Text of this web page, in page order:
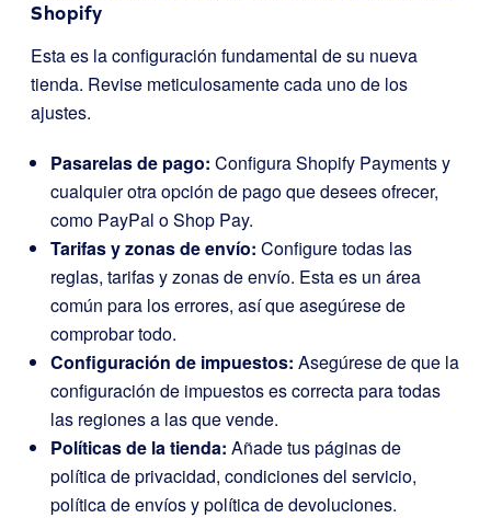
Shopify
Esta es la configuración fundamental de su nueva
tienda. Revise meticulosamente cada uno de los
ajustes.
Pasarelas de pago: Configura Shopify Payments y
cualquier otra opción de pago que desees ofrecer,
como PayPal o Shop Pay.
Tarifas y zonas de envío: Configure todas las
reglas, tarifas y zonas de envío. Esta es un área
común para los errores, así que asegúrese de
comprobar todo.
Configuración de impuestos: Asegúrese de que la
configuración de impuestos es correcta para todas
las regiones a las que vende.
Políticas de la tienda: Añade tus páginas de
política de privacidad, condiciones del servicio,
política de envíos y política de devoluciones.